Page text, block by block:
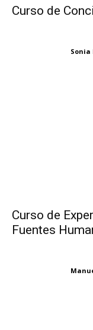
Curso de
Sonia
Curso de
Fuentes